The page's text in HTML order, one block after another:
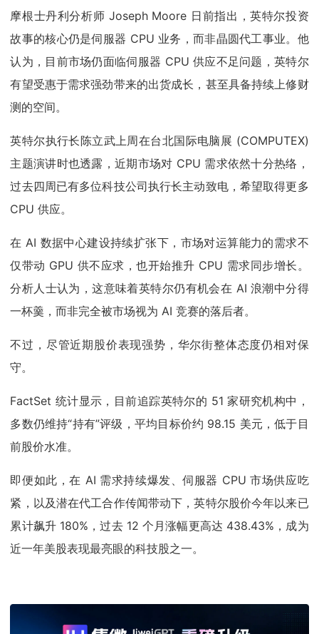
摩根士丹利分析师 Joseph Moore 日前指出，英特尔投资
故事的核心仍是伺服器 CPU 业务，而非晶圆代工事业。他
认为，目前市场仍面临伺服器 CPU 供应不足问题，英特尔
有望受惠于需求强劲带来的出货成长，甚至具备持续上修财
测的空间。
英特尔执行长陈立武上周在台北国际电脑展 (COMPUTEX)
主题演讲时也透露，近期市场对 CPU 需求依然十分热络，
过去四周已有多位科技公司执行长主动致电，希望取得更多
CPU 供应。
在 AI 数据中心建设持续扩张下，市场对运算能力的需求不
仅带动 GPU 供不应求，也开始推升 CPU 需求同步增长。
分析人士认为，这意味着英特尔仍有机会在 AI 浪潮中分得
一杯羹，而非完全被市场视为 AI 竞赛的落后者。
不过，尽管近期股价表现强势，华尔街整体态度仍相对保
守。
FactSet 统计显示，目前追踪英特尔的 51 家研究机构中，
多数仍维持“持有”评级，平均目标价约 98.15 美元，低于目
前股价水准。
即便如此，在 AI 需求持续爆发、伺服器 CPU 市场供应吃
紧，以及潜在代工合作传闻带动下，英特尔股价今年以来已
累计飙升 180%，过去 12 个月涨幅更高达 438.43%，成为
近一年美股表现最亮眼的科技股之一。